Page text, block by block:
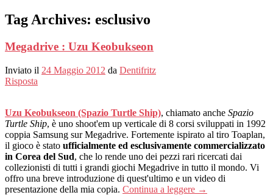
Tag Archives: esclusivo
Megadrive : Uzu Keobukseon
Inviato il 24 Maggio 2012 da Dentifritz
Risposta
Uzu Keobukseon (Spazio Turtle Ship), chiamato anche Spazio
Turtle Ship, è uno shoot'em up verticale di 8 corsi sviluppati in 1992
coppia Samsung sur Megadrive. Fortemente ispirato al tiro Toaplan,
il gioco è stato ufficialmente ed esclusivamente commercializzato
in Corea del Sud, che lo rende uno dei pezzi rari ricercati dai
collezionisti di tutti i grandi giochi Megadrive in tutto il mondo. Vi
offro una breve introduzione di quest'ultimo e un video di
presentazione della mia copia. Continua a leggere →